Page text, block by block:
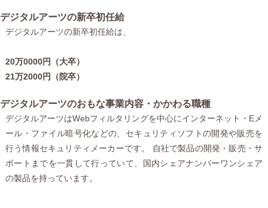
デジタルアーツの新卒初任給
デジタルアーツの新卒初任給は、
20万0000円（大卒）
21万2000円（院卒）
デジタルアーツのおもな事業内容・かかわる職種
デジタルアーツはWebフィルタリングを中心にインターネット・Eメ
ール・ファイル暗号化などの、セキュリティソフトの開発や販売を
行う情報セキュリティメーカーです。 自社で製品の開発・販売・サ
ポートまでを一貫して行っていて、国内シェアナンバーワンシェア
の製品を持っています。